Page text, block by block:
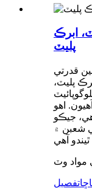
ابرڪ
پليٽ
قدرتي
پليٽ،
اهو
جيڪو
شعبن ۾
تفصيل